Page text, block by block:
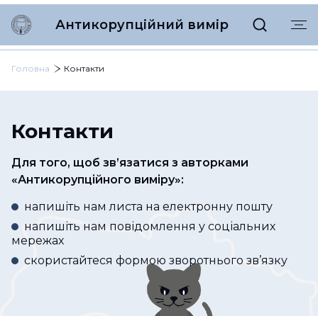
Антикорупційний вимір
Головна Контакти
Контакти
Для того, щоб зв’язатися з авторками
«Антикорупційного виміру»:
напишіть нам листа на електронну пошту
напишіть нам повідомлення у соціальних
мережах
скористайтеся формою зворотнього зв’язку